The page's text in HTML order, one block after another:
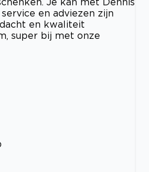
en adviezen zijn
en kwaliteit
super bij met onze